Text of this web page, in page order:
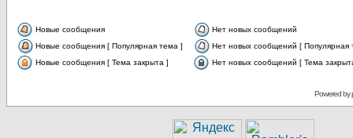
Новые сообщения
Нет новых сообщений
Новые сообщения [ Популярная тема ]
Нет новых сообщений [ Популярная
Новые сообщения [ Тема закрыта ]
Нет новых сообщений [ Тема
Powered by